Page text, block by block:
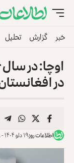
خبر گزارش تحلیل
در
اطلاعات روز۱۹ دلو ۱۴۰۴ - ۸ فبروری ۲۰۲۶